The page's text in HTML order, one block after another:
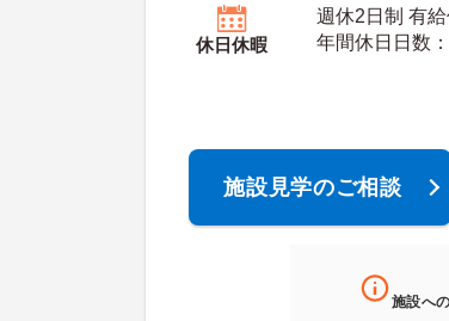
休日休暇
週休2日制 有
施設見学のご相談
施設へ